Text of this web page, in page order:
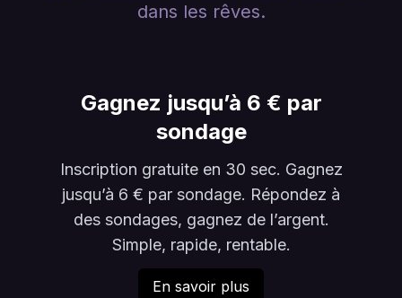
dans les rêves.
Gagnez jusqu’à 6 € par
sondage
Inscription gratuite en 30 sec. Gagnez
jusqu’à 6 € par sondage. Répondez à
des sondages, gagnez de l’argent.
Simple, rapide, rentable.
En savoir plus